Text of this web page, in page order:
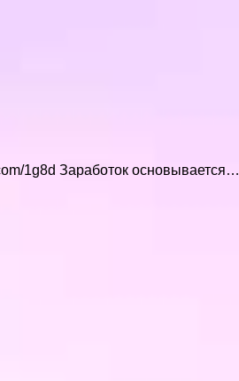
1g8d Заработок основывается…